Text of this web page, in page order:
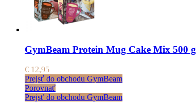
GymBeam Protein Mug Cake Mix 500
€ 12,95
Prejsť do obchodu GymBeam
Porovnať
Prejsť do obchodu GymBeam